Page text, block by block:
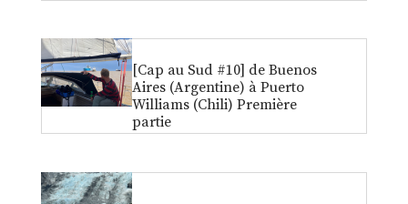
[Cap au Sud #10] de Buenos
Aires (Argentine) à Puerto
Williams (Chili) Première
partie